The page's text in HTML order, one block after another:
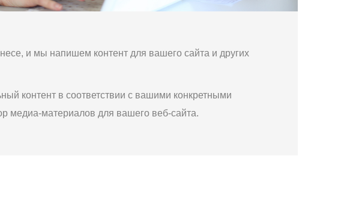
и мы напишем контент для вашего сайта и других
контент в соответствии с вашими конкретными
медиа-материалов для вашего веб-сайта.